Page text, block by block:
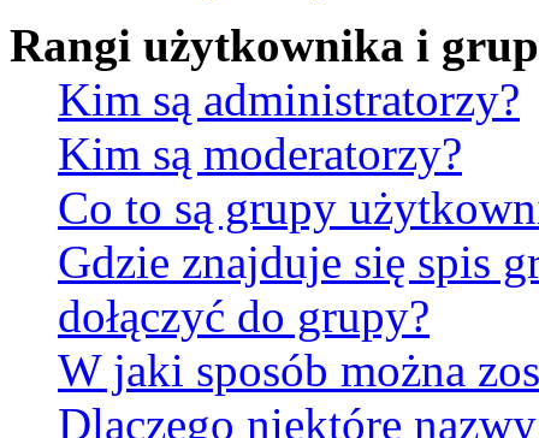
Rangi użytkownika i
Kim są administratorzy?
Kim są moderatorzy?
Co to są grupy
Gdzie znajduje się spis
dołączyć do grupy?
W jaki sposób można
Dlaczego niektóre